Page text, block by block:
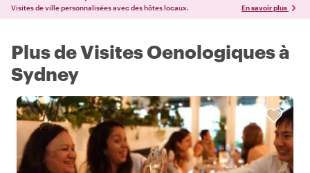
Visites de ville personnalisées avec des hôtes locaux. En savoir plus
Plus de Visites Oenologiques à
Sydney